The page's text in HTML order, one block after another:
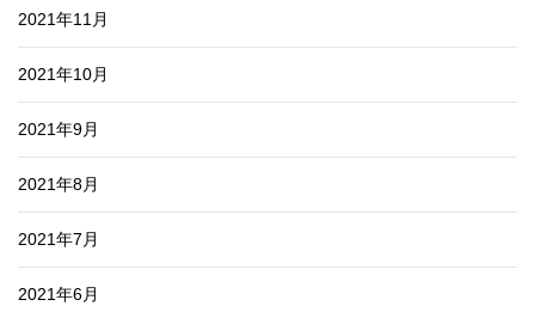
2021年11月
2021年10月
2021年9月
2021年8月
2021年7月
2021年6月